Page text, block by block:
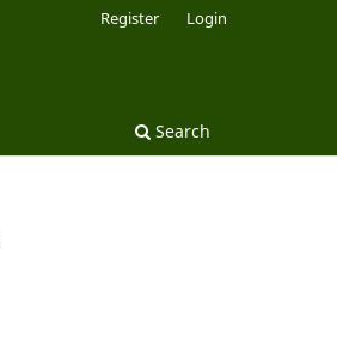
Search
Register Login